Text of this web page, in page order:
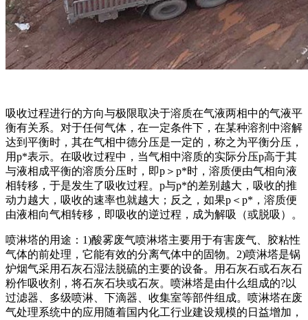
吸收过程进行的方向与极限取决于溶质在气液两相中的气液平
衡有关系。对于任何气体，在一定条件下，在某种溶剂中溶解
达到平衡时，其在气相中德分压是一定的，称之为平衡分压，
用p*表示。在吸收过程中，当气相中溶质的实际分压p高于其
与液相成平衡的溶质分压时，即p＞p*时，溶质便由气相向液
相转移，于是发生了吸收过程。p与p*的差别越大，吸收的推
动力越大，吸收的速率也就越大；反之，如果p＜p*，溶质便
由液相向气相转移，即吸收的逆过程，成为解吸（或脱吸）。
喷淋塔的用途：1)酸雾废气喷淋塔主要用于有害废气、胶粘性
气体的前处理，它能有效的分离气体中的固物。2)喷淋塔是锅
炉烟气采用石灰石湿法脱硫的主要的设备。用石灰石或石灰石
粉作吸收剂，将石灰石块或石灰。喷淋塔是由什么组成的?以
过滤器、多级喷淋、下滴器、收集室等部件组成。喷淋塔在废
气处理系统中的应用随着国内化工行业建设规模的日益增加，